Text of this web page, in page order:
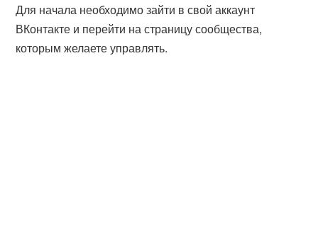
Для начала необходимо зайти в свой аккаунт
ВКонтакте и перейти на страницу сообщества,
которым желаете управлять.